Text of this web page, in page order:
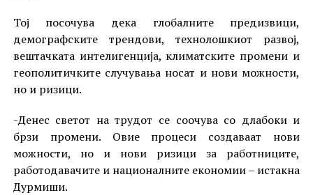
Тој посочува дека глобалните предизвици,
демографските трендови, технолошкиот развој,
вештачката интелигенција, климатските промени и
геополитичките случувања носат и нови можности,
но и ризици.
-Денес светот на трудот се соочува со длабоки и
брзи промени. Овие процеси создаваат нови
можности, но и нови ризици за работниците,
работодавачите и националните економии – истакна
Дурмиши.